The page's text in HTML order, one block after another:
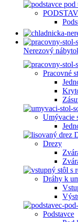
Nerezový
Pracovné
Umývacie
Drezy
Dráhy k
Podstavce